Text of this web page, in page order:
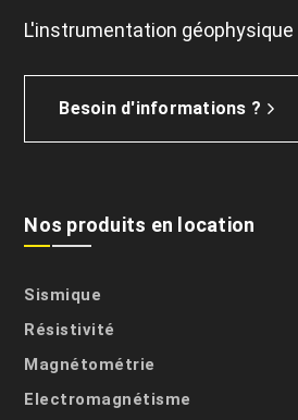
L'instrumentation géophysique
Besoin d'informations ?
Nos produits en location
Sismique
Résistivité
Magnétométrie
Electromagnétisme